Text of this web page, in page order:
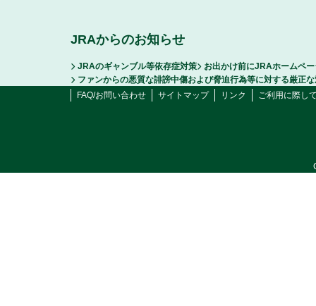
JRAからのお知らせ
JRAのギャンブル等依存症対策
お出かけ前にJRAホームペ
ファンからの悪質な誹謗中傷および脅迫行為等に対する厳正
FAQ/お問い合わせ
サイトマップ リンク ご利用に際し